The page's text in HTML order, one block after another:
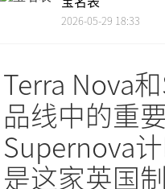
2026-05-29 18:33
Terra Nova
品线中的重
Supernova
是这家英国